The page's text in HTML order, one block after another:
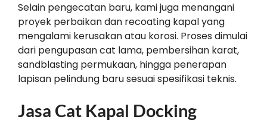
Selain pengecatan baru, kami juga menangani
proyek perbaikan dan recoating kapal yang
mengalami kerusakan atau korosi. Proses dimulai
dari pengupasan cat lama, pembersihan karat,
sandblasting permukaan, hingga penerapan
lapisan pelindung baru sesuai spesifikasi teknis.
Jasa Cat Kapal Docking